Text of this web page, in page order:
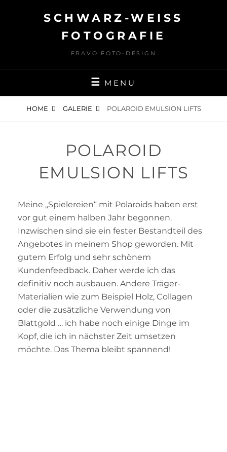
SCHWARZ-WEISS F
OTOGRAFIE
FRAVO FOTO-DESIGN
MENU
HOME GALERIE POLAROID EMULSION LIFTS
POLAROID
EMULSION LIFTS
Meine „Spielereien“ mit Polaroids haben erst
vor gut einem halben Jahr begonnen.
Inzwischen sind sie ein fester Bestandteil des
Angebotes in meinem Shop geworden. Mit
gutem Erfolg und sehr schönem
Kundenfeedback. Daher werde ich das
definitiv noch ausbauen. Andere Träger-
Materialien wie zum Beispiel Holz, Collagen
oder die zusätzliche Verwendung von
Blattgold … ich habe noch einige Dinge im
Kopf, die ich in nächster Zeit umsetzen
möchte. Das Thema bleibt spannend!